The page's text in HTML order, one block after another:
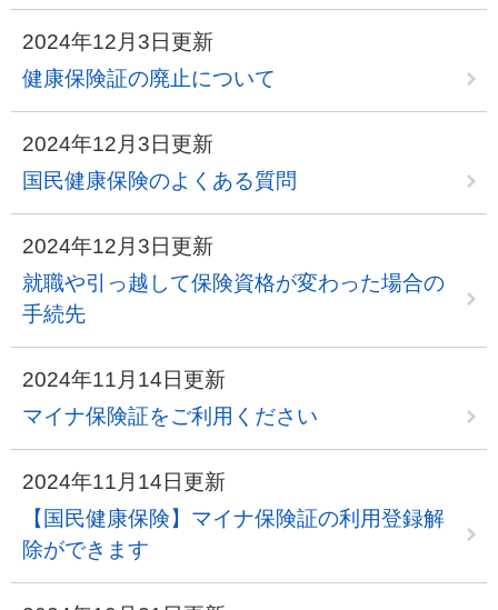
2024年12月3日更新
健康保険証の廃止について
2024年12月3日更新
国民健康保険のよくある質問
2024年12月3日更新
就職や引っ越して保険資格が変わった場合の
手続先
2024年11月14日更新
マイナ保険証をご利用ください
2024年11月14日更新
【国民健康保険】マイナ保険証の利用登録解
除ができます